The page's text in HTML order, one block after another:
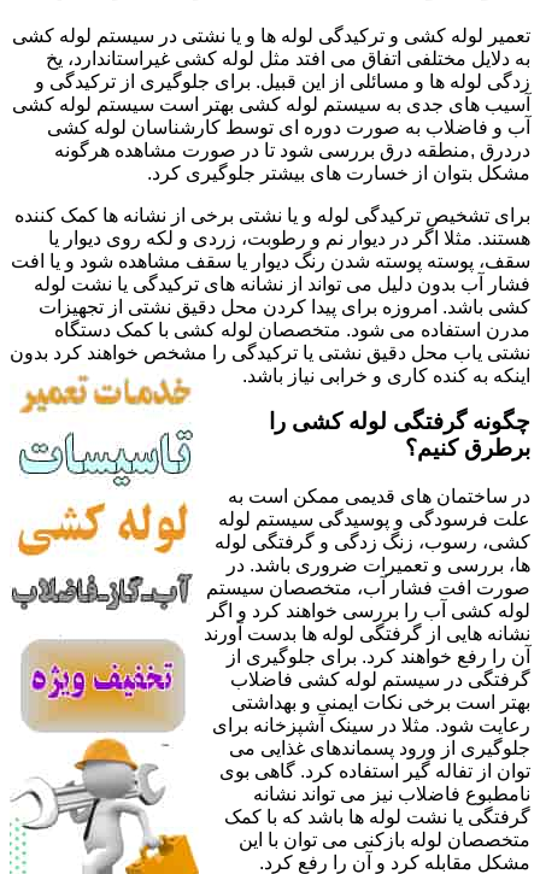
تعمیر لوله کشی و ترکیدگی لوله ها و یا نشتی در سیستم لوله کشی
به دلایل مختلفی اتفاق می افتد مثل لوله کشی غیراستاندارد، یخ
زدگی لوله ها و مسائلی از این قبیل. برای جلوگیری از ترکیدگی و
آسیب های جدی به سیستم لوله کشی بهتر است سیستم لوله کشی
آب و فاضلاب به صورت دوره ای توسط کارشناسان لوله کشی
دردرق ,منطقه درق بررسی شود تا در صورت مشاهده هرگونه
مشکل بتوان از خسارت های بیشتر جلوگیری کرد.
برای تشخیص ترکیدگی لوله و یا نشتی برخی از نشانه ها کمک کننده
هستند. مثلا اگر در دیوار نم و رطوبت، زردی و لکه روی دیوار یا
سقف، پوسته پوسته شدن رنگ دیوار یا سقف مشاهده شود و یا افت
فشار آب بدون دلیل می تواند از نشانه های ترکیدگی یا نشت لوله
کشی باشد. امروزه برای پیدا کردن محل دقیق نشتی از تجهیزات
مدرن استفاده می شود. متخصصان لوله کشی با کمک دستگاه
نشتی یاب محل دقیق نشتی یا ترکیدگی را مشخص خواهند کرد بدون
اینکه به کنده کاری و خرابی نیاز باشد.
چگونه گرفتگی لوله کشی را
برطرق کنیم؟
در ساختمان های قدیمی ممکن است به
علت فرسودگی و پوسیدگی سیستم لوله
کشی، رسوب، زنگ زدگی و گرفتگی لوله
ها، بررسی و تعمیرات ضروری باشد. در
صورت افت فشار آب، متخصصان سیستم
لوله کشی آب را بررسی خواهند کرد و اگر
نشانه هایی از گرفتگی لوله ها بدست آورند
آن را رفع خواهند کرد. برای جلوگیری از
گرفتگی در سیستم لوله کشی فاضلاب
بهتر است برخی نکات ایمنی و بهداشتی
رعایت شود. مثلا در سینک آشپزخانه برای
جلوگیری از ورود پسماندهای غذایی می
توان از تفاله گیر استفاده کرد. گاهی بوی
نامطبوع فاضلاب نیز می تواند نشانه
گرفتگی یا نشت لوله ها باشد که با کمک
متخصصان لوله بازکنی می توان با این
مشکل مقابله کرد و آن را رفع کرد.